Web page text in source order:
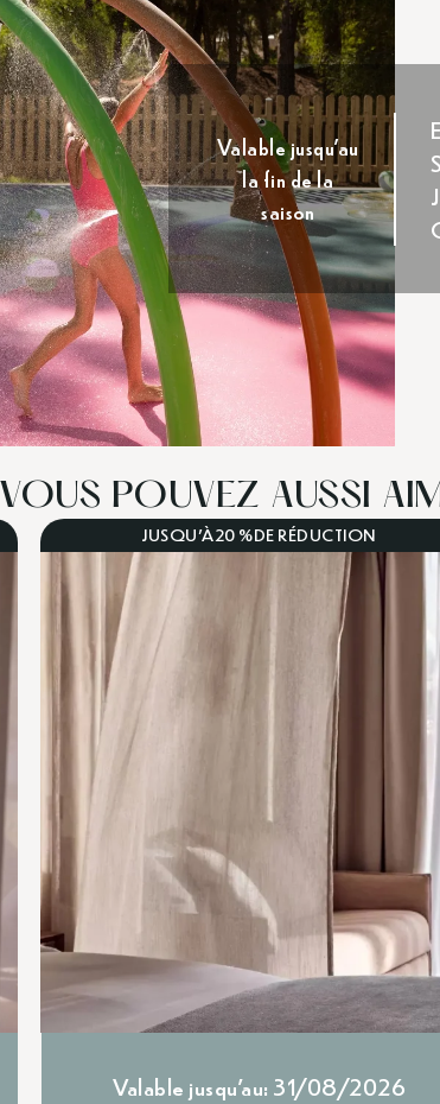
Valable jusqu'au
la fin de la
saison
VOUS POUVEZ AUSSI
JUSQU'À20 %DE RÉDUCTION
Valable jusqu'au: 31/08/2026